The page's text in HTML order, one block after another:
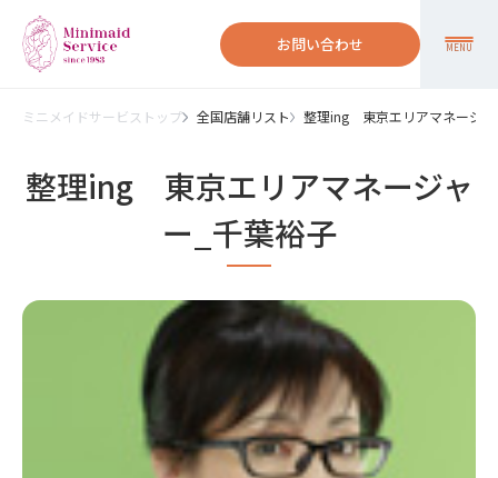
お問い合わせ MENU
ミニメイドサービストップ 全国店舗リスト 整理ing 東京エリアマネージャ
整理ing 東京エリアマネージャ
ー_千葉裕子